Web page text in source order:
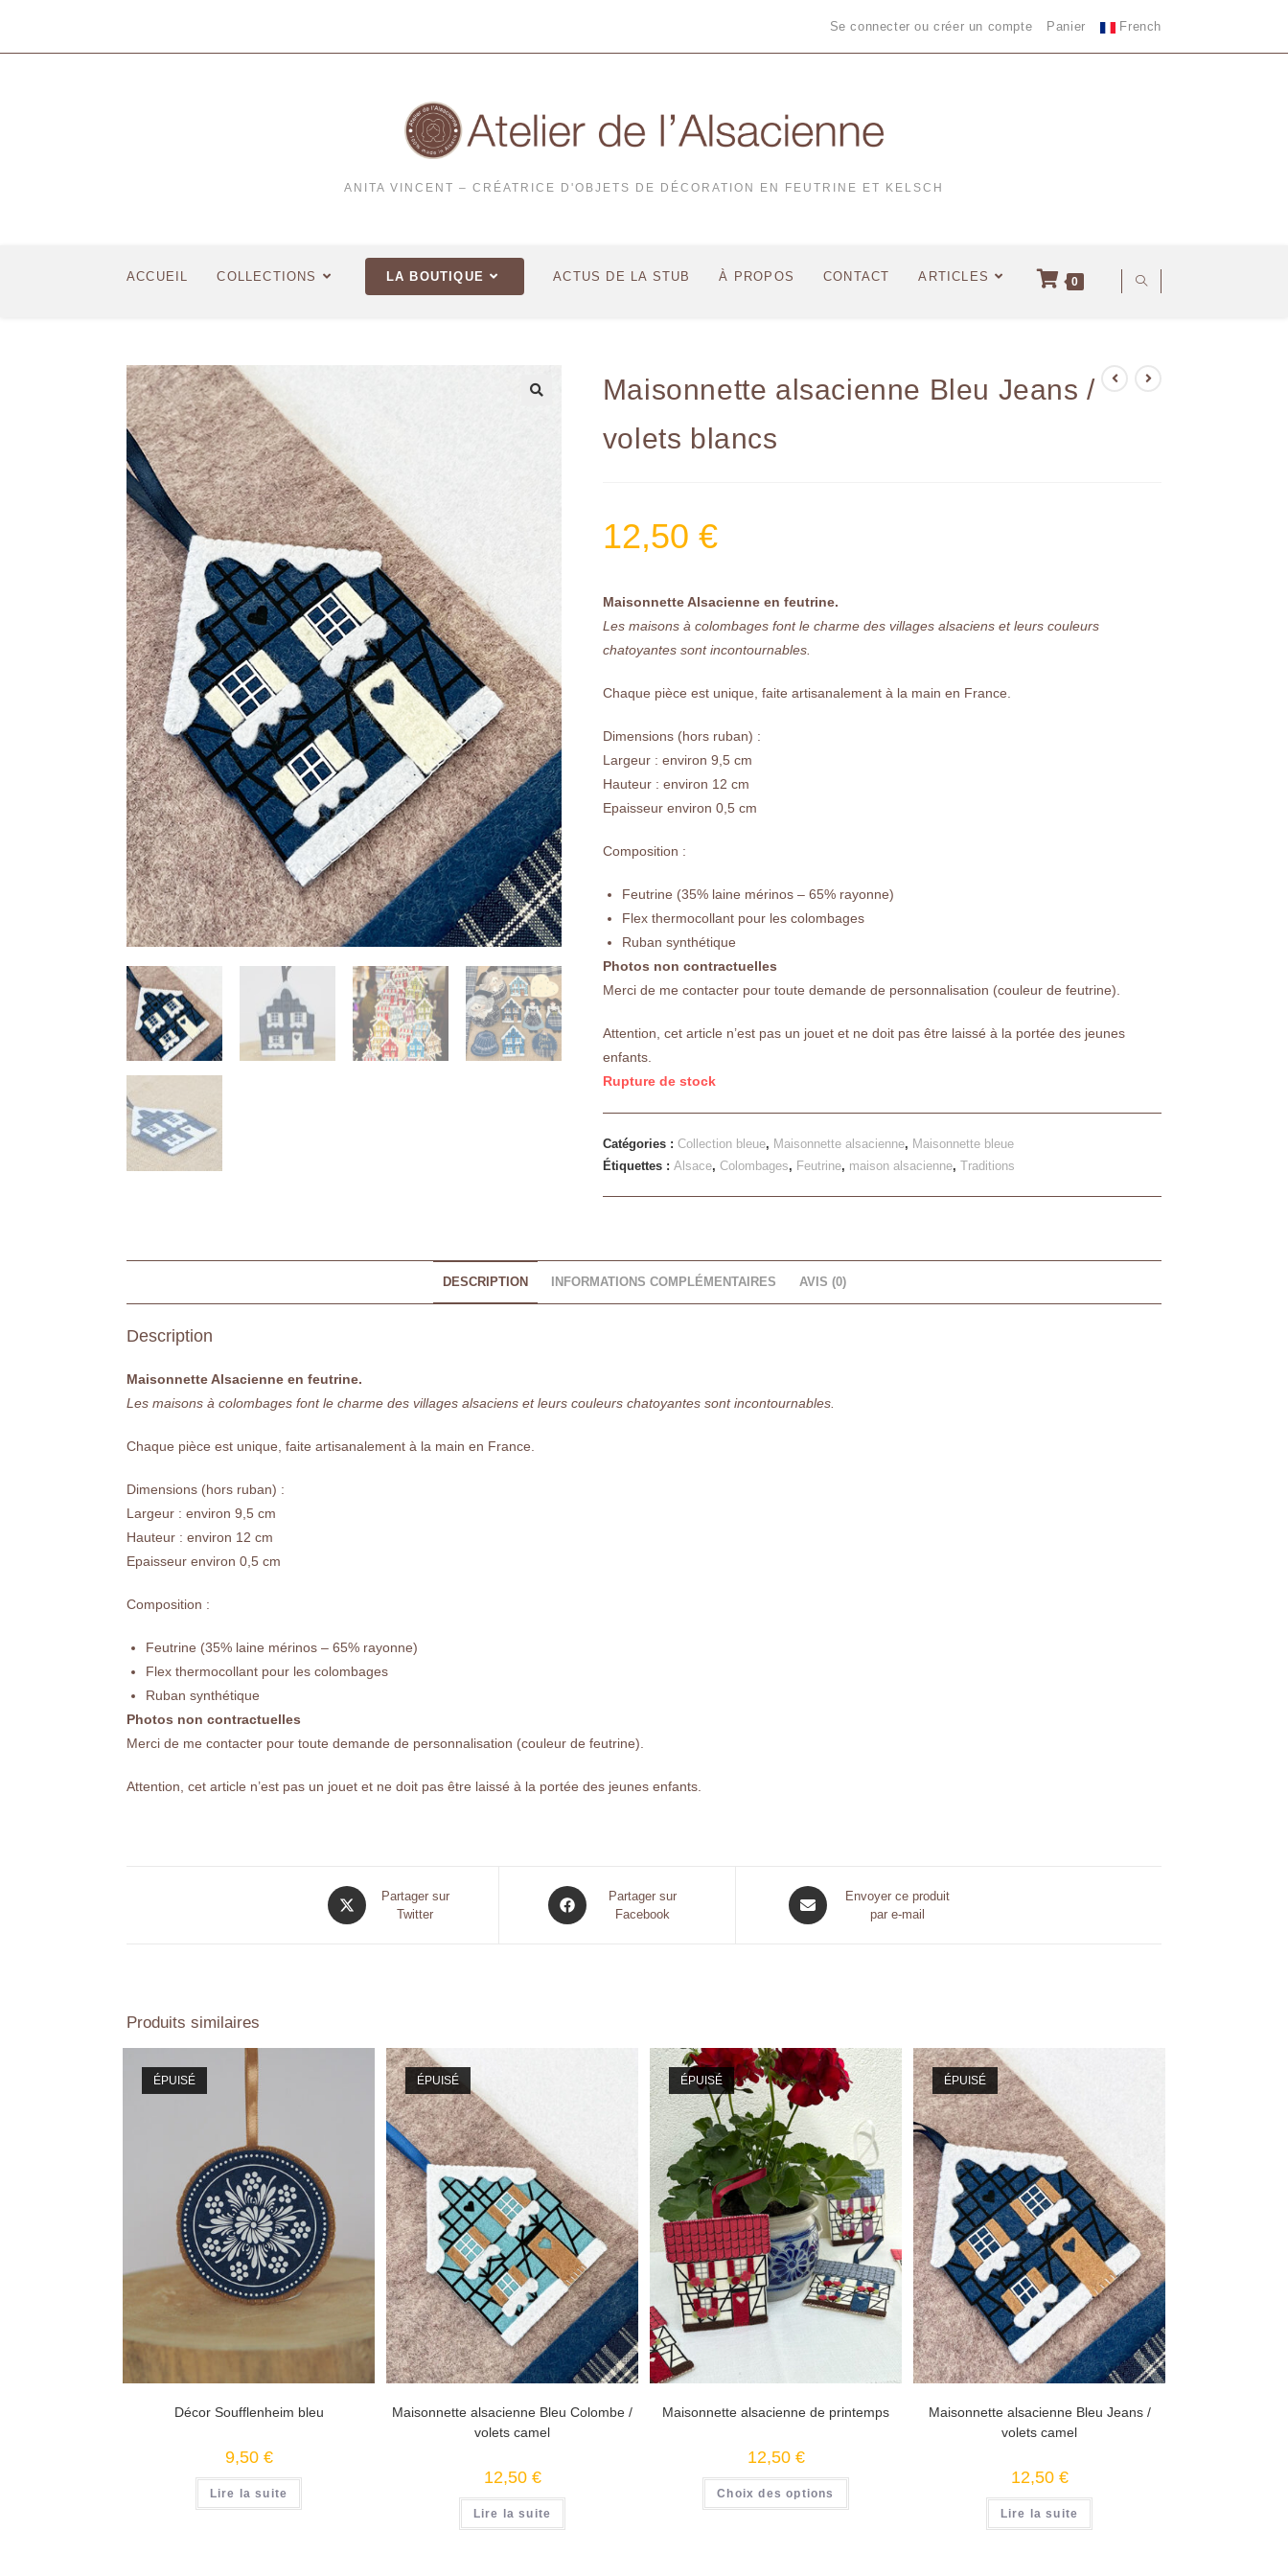
Se connecter ou créer un compte Panier French
ANITA VINCENT – CRÉATRICE D'OBJETS DE DÉCORATION EN FEUTRINE ET KELSCH
ACCUEIL COLLECTIONS LA BOUTIQUE ACTUS DE LA STUB À PROPOS CONTACT ARTICLES 0
Maisonnette alsacienne Bleu Jeans /
volets blancs
12,50 €
Maisonnette Alsacienne en feutrine.
Les maisons à colombages font le charme des villages alsaciens et leurs couleurs
chatoyantes sont incontournables.
Chaque pièce est unique, faite artisanalement à la main en France.
Dimensions (hors ruban) :
Largeur : environ 9,5 cm
Hauteur : environ 12 cm
Epaisseur environ 0,5 cm
Composition :
Feutrine (35% laine mérinos – 65% rayonne)
Flex thermocollant pour les colombages
Ruban synthétique
Photos non contractuelles
Merci de me contacter pour toute demande de personnalisation (couleur de feutrine).
Attention, cet article n’est pas un jouet et ne doit pas être laissé à la portée des jeunes
enfants.
Rupture de stock
Catégories : Collection bleue, Maisonnette alsacienne, Maisonnette bleue
Étiquettes : Alsace, Colombages, Feutrine, maison alsacienne, Traditions
DESCRIPTION INFORMATIONS COMPLÉMENTAIRES AVIS (0)
Description
Maisonnette Alsacienne en feutrine.
Les maisons à colombages font le charme des villages alsaciens et leurs couleurs chatoyantes sont incontournables.
Chaque pièce est unique, faite artisanalement à la main en France.
Dimensions (hors ruban) :
Largeur : environ 9,5 cm
Hauteur : environ 12 cm
Epaisseur environ 0,5 cm
Composition :
Feutrine (35% laine mérinos – 65% rayonne)
Flex thermocollant pour les colombages
Ruban synthétique
Photos non contractuelles
Merci de me contacter pour toute demande de personnalisation (couleur de feutrine).
Attention, cet article n’est pas un jouet et ne doit pas être laissé à la portée des jeunes enfants.
Partager sur
Twitter
Partager sur
Facebook
Envoyer ce produit
par e-mail
Produits similaires
ÉPUISÉ
Décor Soufflenheim bleu
9,50 €
Lire la suite
ÉPUISÉ
Maisonnette alsacienne Bleu Colombe /
volets camel
12,50 €
Lire la suite
ÉPUISÉ
Maisonnette alsacienne de printemps
12,50 €
Choix des options
ÉPUISÉ
Maisonnette alsacienne Bleu Jeans /
volets camel
12,50 €
Lire la suite